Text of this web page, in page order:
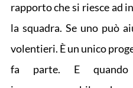
rapporto che si riesce ad
la squadra. Se uno può
volentieri. È un unico
fa parte. E quando